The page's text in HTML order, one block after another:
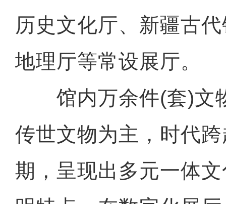
历史文化厅、新疆古
地理厅等常设展厅。
馆内万余件(套)文
传世文物为主，时代
期，呈现出多元一体